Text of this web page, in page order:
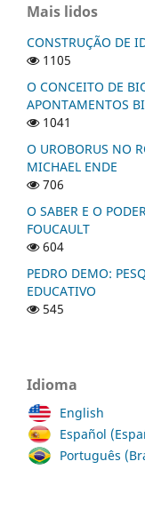
Mais lidos
CONSTRUÇÃO DE
1105
O CONCEITO DE
APONTAMENTOS
1041
O UROBORUS NO
MICHAEL ENDE
706
O SABER E O
FOUCAULT
604
PEDRO DEMO:
EDUCATIVO
545
Idioma
English
Español
Português